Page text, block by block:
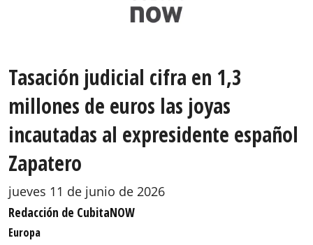
Tasación judicial cifra en 1,3
millones de euros las joyas
incautadas al expresidente español
Zapatero
jueves 11 de junio de 2026
Redacción de CubitaNOW
Europa